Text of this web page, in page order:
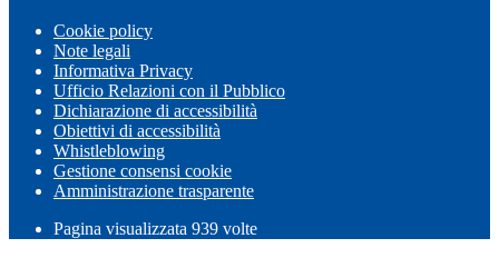
Cookie policy
Note legali
Informativa Privacy
Ufficio Relazioni con il Pubblico
Dichiarazione di accessibilità
Obiettivi di accessibilità
Whistleblowing
Gestione consensi cookie
Amministrazione trasparente
Pagina visualizzata 939 volte